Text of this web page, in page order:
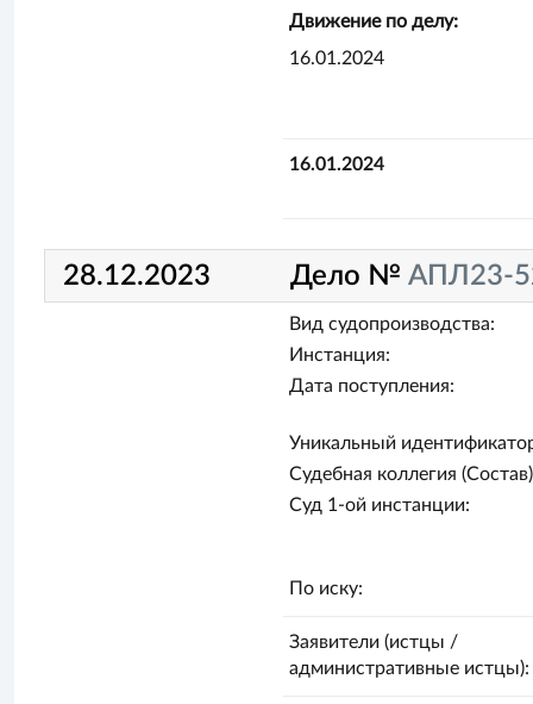
Движение по делу:
16.01.2024
16.01.2024
28.12.2023 Дело № АПЛ23-
Вид судопроизводства:
Инстанция:
Дата поступления:
Уникальный
Судебная коллегия
Суд 1-ой инстанции:
По иску:
Заявители (истцы /
административные истцы):